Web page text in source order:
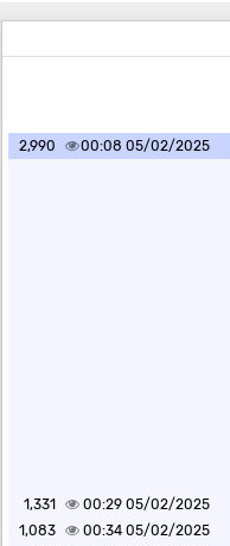
05/02/2025 00:08
2,990
05/02/2025 00:29
1,331
05/02/2025 00:34
1,083